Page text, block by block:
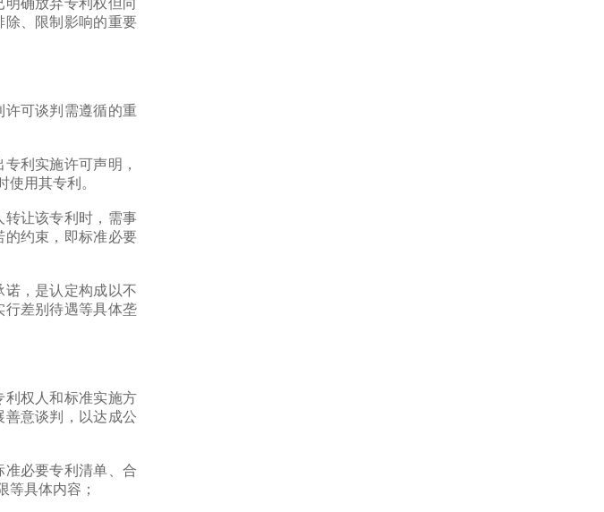
确放弃专利权但向
除、限制影响的重要
可谈判需遵循的重
利实施许可声明，
用其专利。
让该专利时，需事
的约束，即标准必要
，是认定构成以不
行差别待遇等具体垄
权人和标准实施方
意谈判，以达成公
必要专利清单、合
等具体内容；